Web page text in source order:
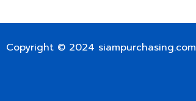
Copyright © 2024 siampurchasing.com